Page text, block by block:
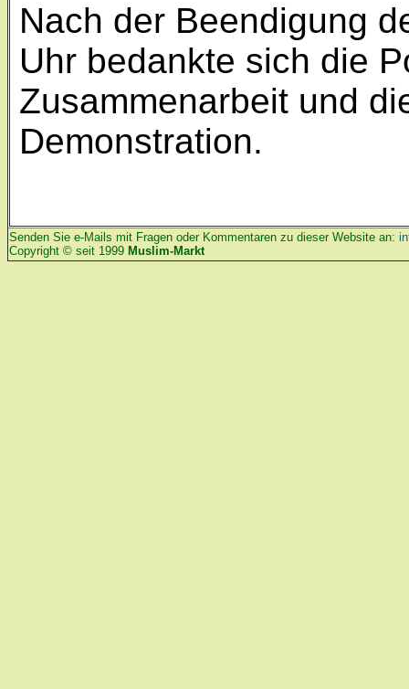
Nach der Beendigung
Uhr bedankte sich die
Zusammenarbeit und
Demonstration.
Senden Sie e-Mails mit Fragen oder Kommentaren zu dieser Website an:
Copyright © seit 1999 Muslim-Markt